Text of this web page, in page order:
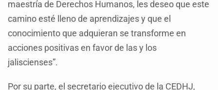
maestría de Derechos Humanos, les deseo que este
camino esté lleno de aprendizajes y que el
conocimiento que adquieran se transforme en
acciones positivas en favor de las y los
jaliscienses”.
Por su parte, el secretario ejecutivo de la CEDHJ,